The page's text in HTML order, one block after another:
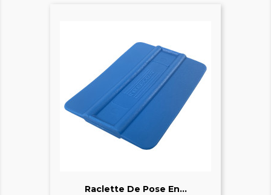
Raclette De Pose En...